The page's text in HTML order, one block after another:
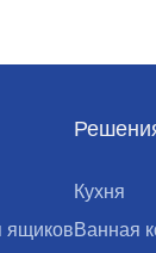
ящиков
Кухня
Ванная